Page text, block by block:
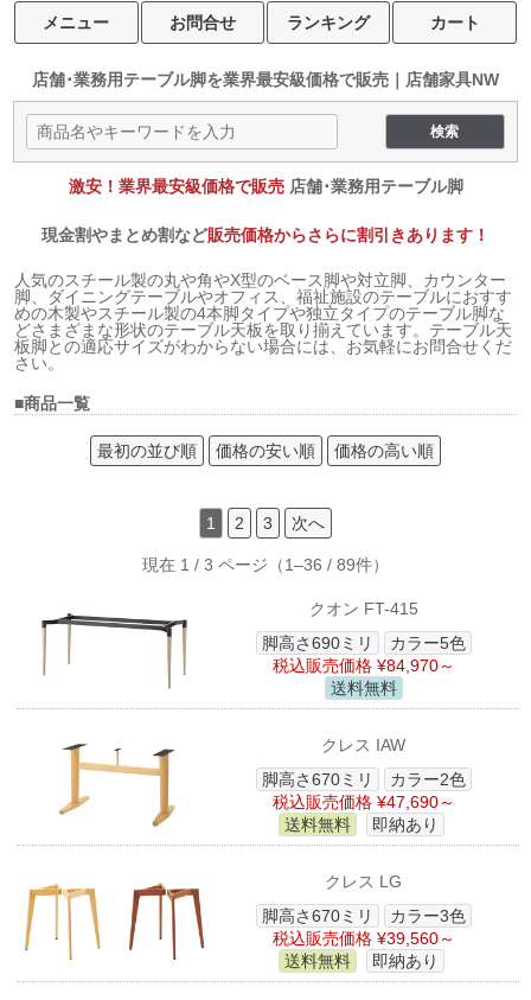
メニュー お問合せ ランキング カート
店舗･業務用テーブル脚を業界最安級価格で販売｜店舗家具NW
激安！業界最安級価格で販売 店舗･業務用テーブル脚
現金割やまとめ割など販売価格からさらに割引きあります！
人気のスチール製の丸や角やX型のベース脚や対立脚、カウンター
脚、ダイニングテーブルやオフィス、福祉施設のテーブルにおすす
めの木製やスチール製の4本脚タイプや独立タイプのテーブル脚な
どさまざまな形状のテーブル天板を取り揃えています。テーブル天
板脚との適応サイズがわからない場合には、お気軽にお問合せくだ
さい。
■商品一覧
最初の並び順 価格の安い順 価格の高い順
1 2 3 次へ
現在 1 / 3 ページ（1–36 / 89件）
クオン FT-415
脚高さ690ミリ
カラー5色
税込販売価格 ¥84,970～
送料無料
クレス IAW
脚高さ670ミリ
カラー2色
税込販売価格 ¥47,690～
送料無料
即納あり
クレス LG
脚高さ670ミリ
カラー3色
税込販売価格 ¥39,560～
送料無料
即納あり